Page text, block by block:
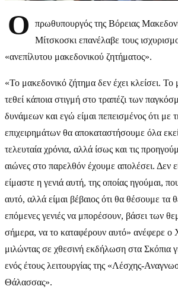
Ο
πρωθυπουργός της Βόρειας
Μίτσκοσκι επανέλαβε τους
«ανεπίλυτου μακεδονικού ζητήματος».
«Το μακεδονικό ζήτημα δεν έχει κλείσει.
τεθεί κάποια στιγμή στο τραπέζι των
δυνάμεων και εγώ είμαι πεπεισμένος ότι με
επιχειρημάτων θα αποκαταστήσουμε όλα
τελευταία χρόνια, αλλά ίσως και τις
αιώνες στο παρελθόν έχουμε απολέσει. Δεν
είμαστε η γενιά αυτή, της οποίας ηγούμαι,
αυτό, αλλά είμαι βέβαιος ότι θα θέσουμε τα
επόμενες γενιές να μπορέσουν, βάσει των
σήμερα, να το καταφέρουν αυτό» ανέφερε ο
μιλώντας σε χθεσινή εκδήλωση στα Σκόπια
ενός έτους λειτουργίας της «Λέσχης-
Θάλασσας».